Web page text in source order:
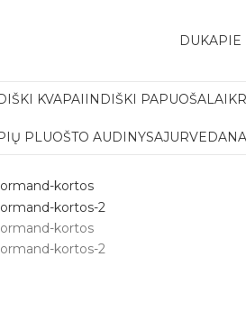
DUKAPIE
KVAPAI INDIŠKI PAPUOŠALAI
PLUOŠTO AUDINYSAJURVEDA